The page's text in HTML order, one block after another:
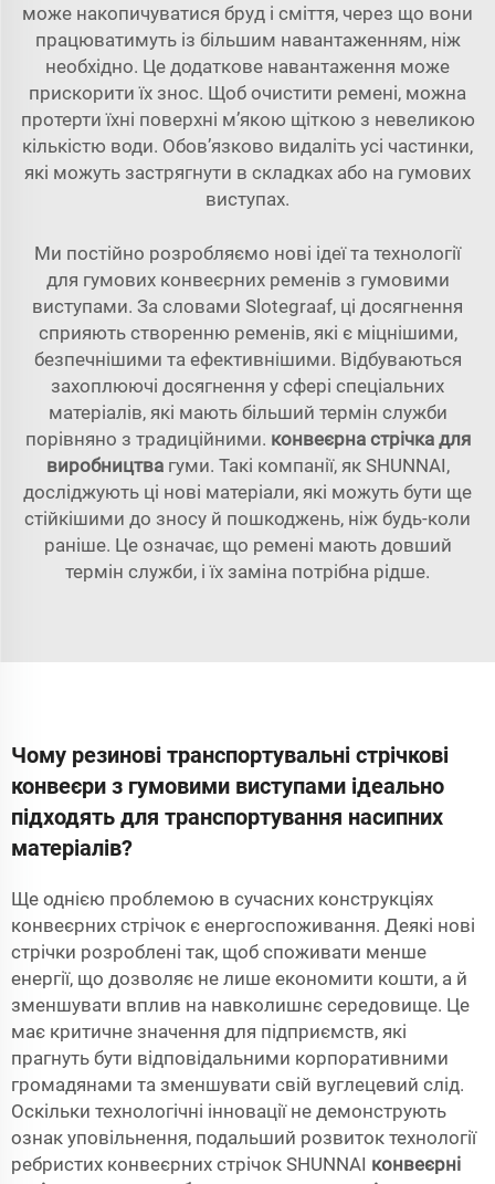
може накопичуватися бруд і сміття, через що вони
працюватимуть із більшим навантаженням, ніж
необхідно. Це додаткове навантаження може
прискорити їх знос. Щоб очистити ремені, можна
протерти їхні поверхні м’якою щіткою з невеликою
кількістю води. Обов’язково видаліть усі частинки,
які можуть застрягнути в складках або на гумових
виступах.
Ми постійно розробляємо нові ідеї та технології
для гумових конвеєрних ременів з гумовими
виступами. За словами Slotegraaf, ці досягнення
сприяють створенню ременів, які є міцнішими,
безпечнішими та ефективнішими. Відбуваються
захоплюючі досягнення у сфері спеціальних
матеріалів, які мають більший термін служби
порівняно з традиційними. конвеєрна стрічка для
виробництва гуми. Такі компанії, як SHUNNAI,
досліджують ці нові матеріали, які можуть бути ще
стійкішими до зносу й пошкоджень, ніж будь-коли
раніше. Це означає, що ремені мають довший
термін служби, і їх заміна потрібна рідше.
Чому резинові транспортувальні стрічкові
конвеєри з гумовими виступами ідеально
підходять для транспортування насипних
матеріалів?
Ще однією проблемою в сучасних конструкціях
конвеєрних стрічок є енергоспоживання. Деякі нові
стрічки розроблені так, щоб споживати менше
енергії, що дозволяє не лише економити кошти, а й
зменшувати вплив на навколишнє середовище. Це
має критичне значення для підприємств, які
прагнуть бути відповідальними корпоративними
громадянами та зменшувати свій вуглецевий слід.
Оскільки технологічні інновації не демонструють
ознак уповільнення, подальший розвиток технології
ребристих конвеєрних стрічок SHUNNAI конвеєрні